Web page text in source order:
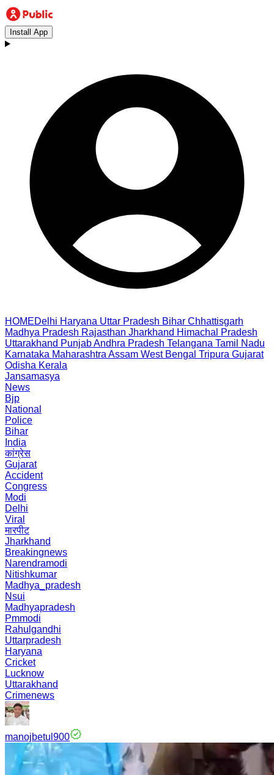
Install App
HOMEDelhi Haryana Uttar Pradesh Bihar Chhattisgarh
Madhya Pradesh Rajasthan Jharkhand Himachal Pradesh
Uttarakhand PunjabAndhra Pradesh Telangana Tamil Nadu
Karnataka Maharashtra Assam West Bengal Tripura Gujarat
Odisha Kerala
Jansamasya
News
Bjp
National
Police
Bihar
India
कांग्रेस
Gujarat
Accident
Congress
Modi
Delhi
Viral
मारपीट
Jharkhand
Breakingnews
Narendramodi
Nitishkumar
Madhya_pradesh
Nsui
Madhyapradesh
Pmmodi
Rahulgandhi
Uttarpradesh
Haryana
Cricket
Lucknow
Uttarakhand
Crimenews
manojbetul900